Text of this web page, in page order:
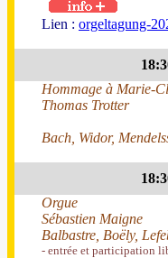
Lien : orgeltagung-
Hommage à Marie-
Thomas Trotter
Bach, Widor,
Orgue
Sébastien Maigne
Balbastre, Boëly,
- entrée et participation